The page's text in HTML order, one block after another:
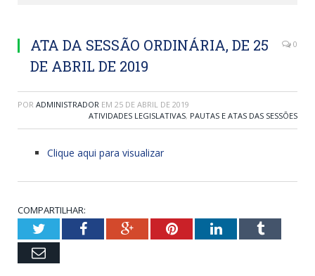
ATA DA SESSÃO ORDINÁRIA, DE 25
DE ABRIL DE 2019
0
POR ADMINISTRADOR EM 25 DE ABRIL DE 2019
ATIVIDADES LEGISLATIVAS, PAUTAS E ATAS DAS SESSÕES
Clique aqui para visualizar
COMPARTILHAR:
TwitterFacebookGoogle+PinterestLinkedInTumblr
Email